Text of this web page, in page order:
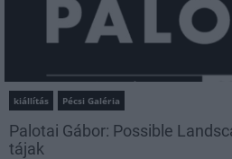
kiállítás Pécsi Galéria
Palotai Gábor: Possible
tájak